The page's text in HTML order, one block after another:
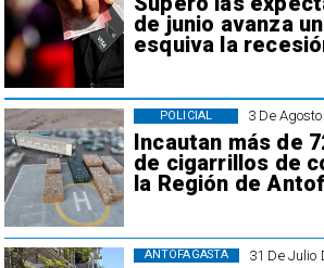
de junio avanza
esquiva la
3 De
Incautan más de
de cigarrillos de
la Región de
POLICIAL
31 De Julio
ANTOFAGASTA